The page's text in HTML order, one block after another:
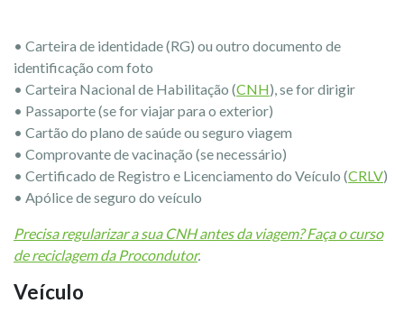
• Carteira de identidade (RG) ou outro documento de
identificação com foto
• Carteira Nacional de Habilitação (CNH), se for dirigir
• Passaporte (se for viajar para o exterior)
• Cartão do plano de saúde ou seguro viagem
• Comprovante de vacinação (se necessário)
• Certificado de Registro e Licenciamento do Veículo (CRLV)
• Apólice de seguro do veículo
Precisa regularizar a sua CNH antes da viagem? Faça o curso
de reciclagem da Procondutor.
Veículo